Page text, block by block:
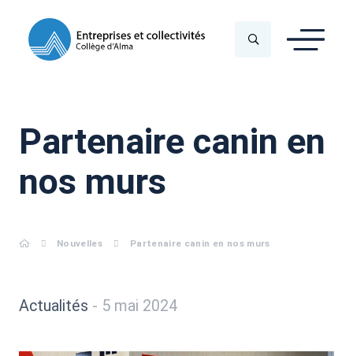
Partenaire canin en
nos murs
Nouvelles Partenaire canin en nos murs
Actualités - 5 mai 2024